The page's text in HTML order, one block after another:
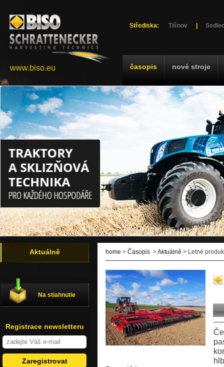
Střediska: Tišnov
časopis nové stroje
www.biso.eu
home > Časopis >Aktuálně > Letné
Aktuálně
Na stiahnutie
Registrace newsletteru